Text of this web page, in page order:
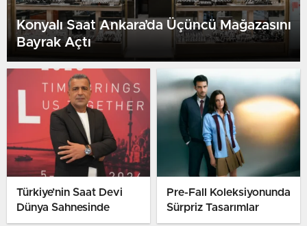
Konyalı Saat Ankara’da Üçüncü Mağazasını
Bayrak Açtı
Türkiye’nin Saat Devi
Dünya Sahnesinde
Pre-Fall Koleksiyonunda
Sürpriz Tasarımlar